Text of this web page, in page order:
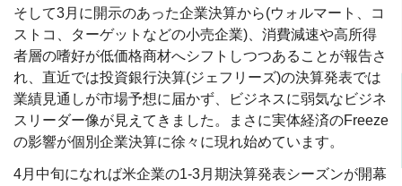
そして3月に開示のあった企業決算から(ウォルマート、コ
ストコ、ターゲットなどの小売企業)、消費減速や高所得
者層の嗜好が低価格商材へシフトしつつあることが報告さ
れ、直近では投資銀行決算(ジェフリーズ)の決算発表では
業績見通しが市場予想に届かず、ビジネスに弱気なビジネ
スリーダー像が見えてきました。まさに実体経済のFreeze
の影響が個別企業決算に徐々に現れ始めています。
4月中旬になれば米企業の1-3月期決算発表シーズンが開幕